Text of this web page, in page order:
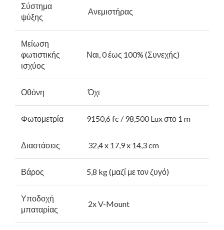
Σύστημα
ψύξης
Ανεμιστήρας
Μείωση
φωτιστικής
ισχύος
Ναι, 0 έως 100% (Συνεχής)
Οθόνη Όχι
Φωτομετρία 9150,6 fc / 98,500 Lux στο 1 m
Διαστάσεις 32,4 x 17,9 x 14,3 cm
Βάρος 5,8 kg (μαζί με τον ζυγό)
Υποδοχή
μπαταρίας
2x V-Mount